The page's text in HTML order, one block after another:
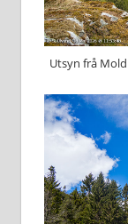
Utsyn frå